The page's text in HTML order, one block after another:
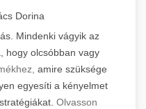
Dorina
Mindenki vágyik az
hogy olcsóbban vagy
amire szüksége
egyesíti a kényelmet
Olvasson